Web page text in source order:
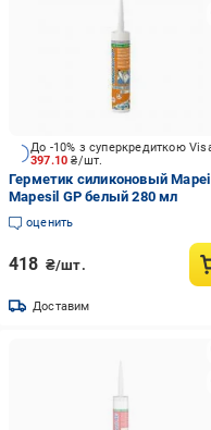
397.10₴/шт.
Герметик силиконовый Mapei
Mapesil GP белый 280 мл
оценить
418 ₴/шт.
Доставим